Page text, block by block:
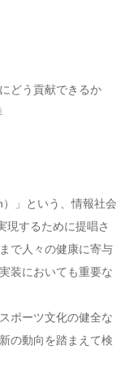
どう貢献できるか
」という、情報社会
現するために提唱さ
で人々の健康に寄与
装においても重要な
ポーツ文化の健全な
の動向を踏まえて検